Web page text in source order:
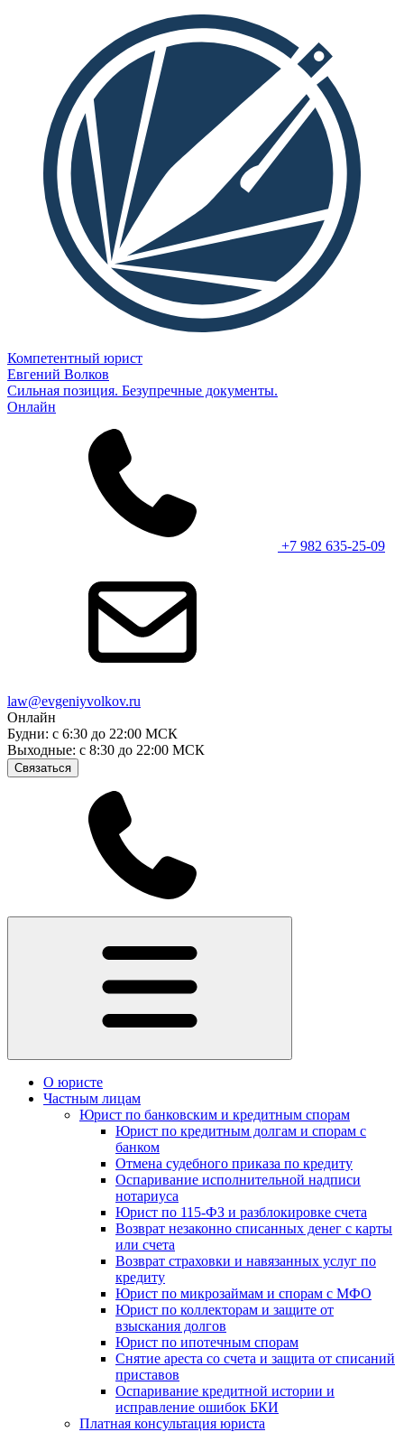
Компетентный юрист
Евгений Волков
Сильная позиция. Безупречные документы.
Онлайн
+7 982 635-25-09
law@evgeniyvolkov.ru
Онлайн
Будни: с 6:30 до 22:00 МСК
Выходные: с 8:30 до 22:00 МСК
Связаться
О юристе
Частным лицам
Юрист по банковским и кредитным спорам
Юрист по кредитным долгам и спорам с
банком
Отмена судебного приказа по кредиту
Оспаривание исполнительной надписи
нотариуса
Юрист по 115-ФЗ и разблокировке счета
Возврат незаконно списанных денег с карты
или счета
Возврат страховки и навязанных услуг по
кредиту
Юрист по микрозаймам и спорам с МФО
Юрист по коллекторам и защите от
взыскания долгов
Юрист по ипотечным спорам
Снятие ареста со счета и защита от списаний
приставов
Оспаривание кредитной истории и
исправление ошибок БКИ
Платная консультация юриста